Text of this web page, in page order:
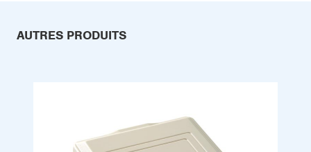
AUTRES PRODUITS